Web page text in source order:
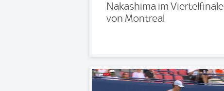
Nakashima im Viertelfinale
von Montreal